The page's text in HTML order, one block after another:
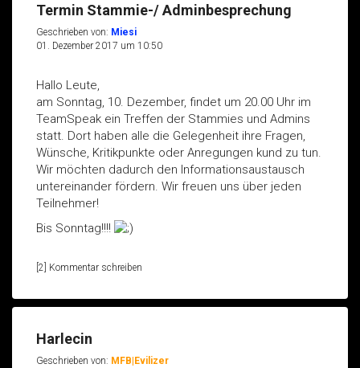
Termin Stammie-/ Adminbesprechung
Geschrieben von: Miesi
01. Dezember 2017 um 10:50
Hallo Leute,
am Sonntag, 10. Dezember, findet um 20.00 Uhr im
TeamSpeak ein Treffen der Stammies und Admins
statt. Dort haben alle die Gelegenheit ihre Fragen,
Wünsche, Kritikpunkte oder Anregungen kund zu tun.
Wir möchten dadurch den Informationsaustausch
untereinander fördern. Wir freuen uns über jeden
Teilnehmer!
Bis Sonntag!!!!
[2] Kommentar schreiben
Harlecin
Geschrieben von: MFB|Evilizer